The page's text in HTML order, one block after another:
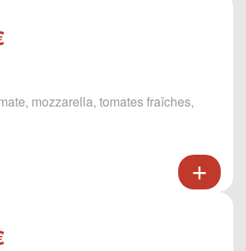
mozzarella, tomates fraîches,